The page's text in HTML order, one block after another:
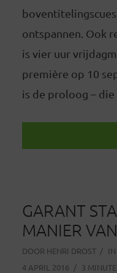
ontspannen. Ook
is vier uur
première op 10
is de proloog –
GARANT
MANIER
DOOR HENRI DROST IN
4 APRIL 2016
3